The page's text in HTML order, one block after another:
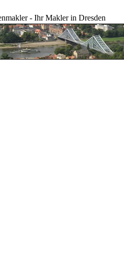
- Ihr Makler in Dresden